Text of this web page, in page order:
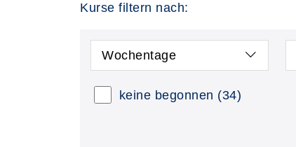
Kurse filtern nach:
Wochentage
keine begonnen (34)